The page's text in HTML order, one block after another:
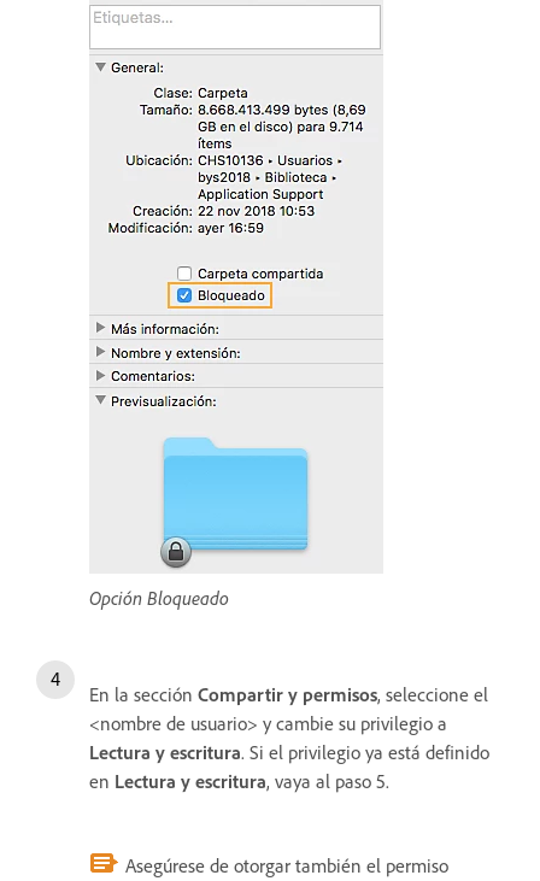
Opción Bloqueado
En la sección Compartir y permisos, seleccione el
<nombre de usuario> y cambie su privilegio a
Lectura y escritura. Si el privilegio ya está definido
en Lectura y escritura, vaya al paso 5.
Asegúrese de otorgar también el permiso